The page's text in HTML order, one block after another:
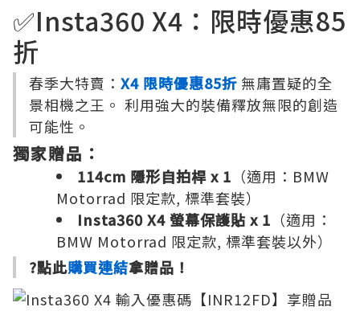
✅Insta360 X4：限時優惠85
折
春季大特賣： X4 限時優惠85折 無庸置疑的全
景相機之王。 利用強大的裝備釋放無限的創造
可能性。
獨家贈品：
114cm 隱形自拍桿 x 1 （適用：BMW
Motorrad 限定款, 標準套裝）
Insta360 X4 螢幕保護貼 x 1 （適用：
BMW Motorrad 限定款, 標準套裝以外）
?點此購買連結拿贈品！